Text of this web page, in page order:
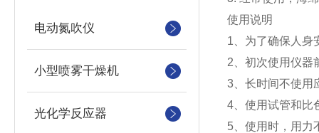
电动氮吹仪
小型喷雾干燥机
光化学反应器
使用说明
1、为了确保人身
2、初次使用仪器
3、长时间不使用
4、使用试管和比
5、使用时，用力